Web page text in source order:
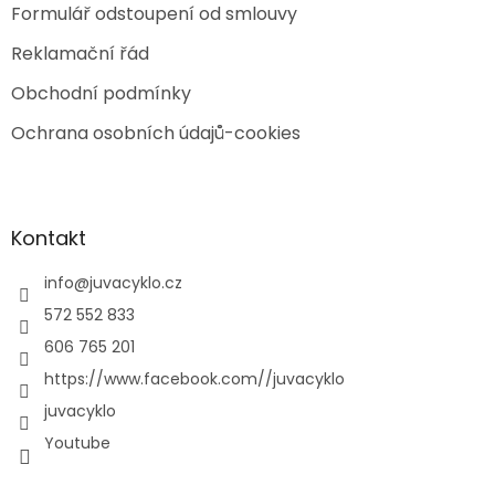
Formulář odstoupení od smlouvy
Reklamační řád
Obchodní podmínky
Ochrana osobních údajů-cookies
Kontakt
info@juvacyklo.cz
572 552 833
606 765 201
https://www.facebook.com//juvacyklo
juvacyklo
Youtube